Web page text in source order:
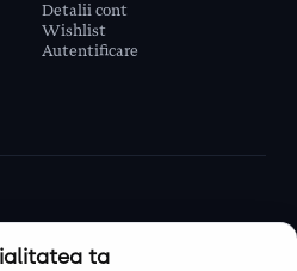
Detalii cont
Wishlist
Autentificare
ta